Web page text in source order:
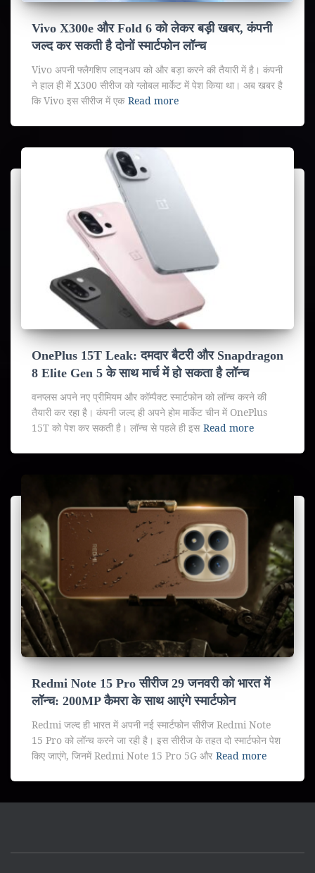
Vivo X300e और Fold 6 को लेकर बड़ी खबर, कंपनी
जल्द कर सकती है दोनों स्मार्टफोन लॉन्च
Vivo अपनी फ्लैगशिप लाइनअप को और बड़ा करने की तैयारी में है। कंपनी
ने हाल ही में X300 सीरीज को ग्लोबल मार्केट में पेश किया था। अब खबर है
कि Vivo इस सीरीज में एक Read more
OnePlus 15T Leak: दमदार बैटरी और Snapdragon
8 Elite Gen 5 के साथ मार्च में हो सकता है लॉन्च
वनप्लस अपने नए प्रीमियम और कॉम्पैक्ट स्मार्टफोन को लॉन्च करने की
तैयारी कर रहा है। कंपनी जल्द ही अपने होम मार्केट चीन में OnePlus
15T को पेश कर सकती है। लॉन्च से पहले ही इस Read more
Redmi Note 15 Pro सीरीज 29 जनवरी को भारत में
लॉन्च: 200MP कैमरा के साथ आएंगे स्मार्टफोन
Redmi जल्द ही भारत में अपनी नई स्मार्टफोन सीरीज Redmi Note
15 Pro को लॉन्च करने जा रही है। इस सीरीज के तहत दो स्मार्टफोन पेश
किए जाएंगे, जिनमें Redmi Note 15 Pro 5G और Read more